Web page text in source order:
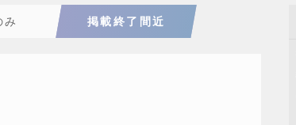
み 掲載終了間近